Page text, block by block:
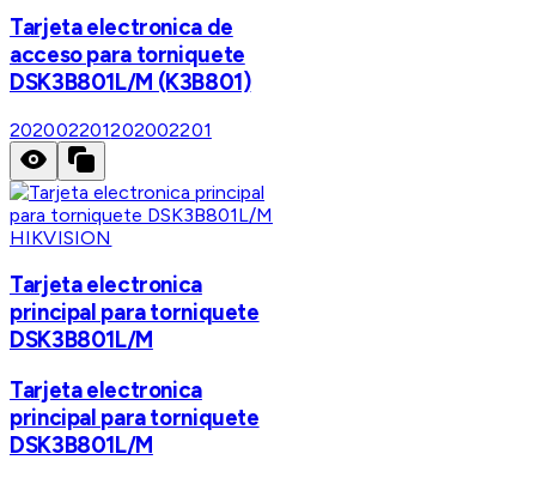
Tarjeta electronica de
acceso para torniquete
DSK3B801L/M (K3B801)
202002201202002201
HIKVISION
Tarjeta electronica
principal para torniquete
DSK3B801L/M
Tarjeta electronica
principal para torniquete
DSK3B801L/M